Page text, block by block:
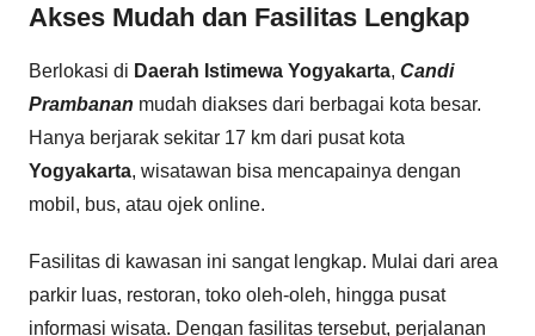
Akses Mudah dan Fasilitas Lengkap
Berlokasi di Daerah Istimewa Yogyakarta, Candi
Prambanan mudah diakses dari berbagai kota besar.
Hanya berjarak sekitar 17 km dari pusat kota
Yogyakarta, wisatawan bisa mencapainya dengan
mobil, bus, atau ojek online.
Fasilitas di kawasan ini sangat lengkap. Mulai dari area
parkir luas, restoran, toko oleh-oleh, hingga pusat
informasi wisata. Dengan fasilitas tersebut, perjalanan